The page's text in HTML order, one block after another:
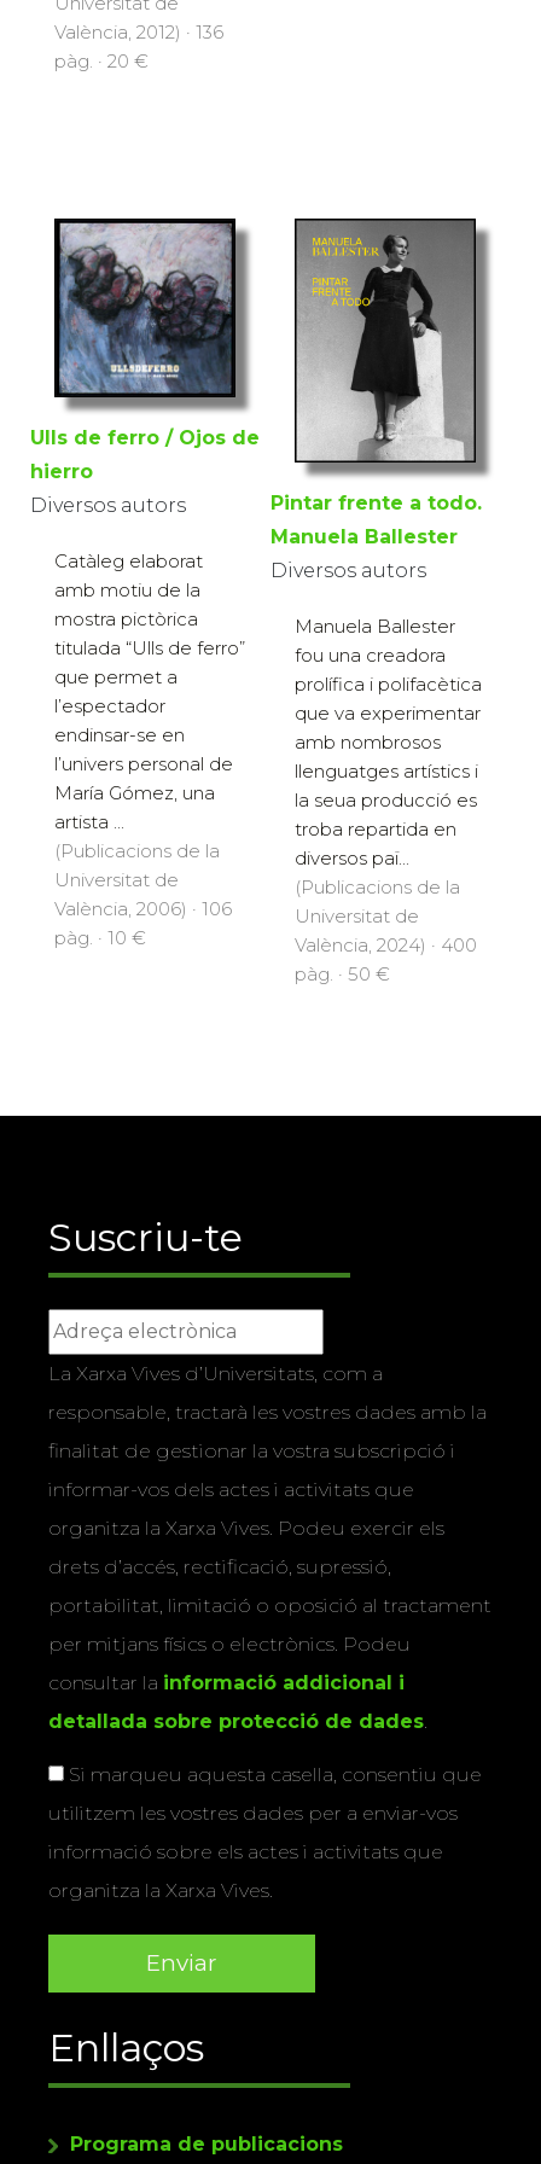
València, 2012) · 136
pàg. · 20 €
Ulls de ferro / Ojos de
hierro
Diversos autors
Catàleg elaborat
amb motiu de la
mostra pictòrica
titulada “Ulls de ferro”
que permet a
l’espectador
endinsar-se en
l’univers personal de
María Gómez, una
artista ...
(Publicacions de la
Universitat de
València, 2006) · 106
pàg. · 10 €
Pintar frente a todo.
Manuela Ballester
Diversos autors
Manuela Ballester
fou una creadora
prolífica i polifacètica
que va experimentar
amb nombrosos
llenguatges artístics i
la seua producció es
troba repartida en
diversos paï...
(Publicacions de la
Universitat de
València, 2024) · 400
pàg. · 50 €
Suscriu-te
La Xarxa Vives d’Universitats, com a
responsable, tractarà les vostres dades amb la
finalitat de gestionar la vostra subscripció i
informar-vos dels actes i activitats que
organitza la Xarxa Vives. Podeu exercir els
drets d’accés, rectificació, supressió,
portabilitat, limitació o oposició al tractament
per mitjans físics o electrònics. Podeu
consultar la informació addicional i
detallada sobre protecció de dades.
Si marqueu aquesta casella, consentiu que
utilitzem les vostres dades per a enviar-vos
informació sobre els actes i activitats que
organitza la Xarxa Vives.
Enllaços
Programa de publicacions